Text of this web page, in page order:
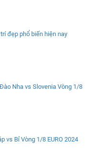
đẹp phổ biến hiện nay
Nha vs Slovenia Vòng 1/8
vs Bỉ Vòng 1/8 EURO 2024